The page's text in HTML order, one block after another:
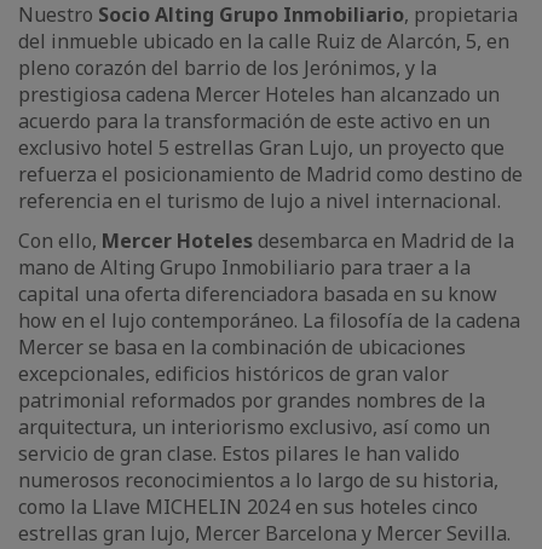
Nuestro Socio Alting Grupo Inmobiliario, propietaria
del inmueble ubicado en la calle Ruiz de Alarcón, 5, en
pleno corazón del barrio de los Jerónimos, y la
prestigiosa cadena Mercer Hoteles han alcanzado un
acuerdo para la transformación de este activo en un
exclusivo hotel 5 estrellas Gran Lujo, un proyecto que
refuerza el posicionamiento de Madrid como destino de
referencia en el turismo de lujo a nivel internacional.
Con ello, Mercer Hotelesdesembarca en Madrid de la
mano de Alting Grupo Inmobiliario para traer a la
capital una oferta diferenciadora basada en su know
how en el lujo contemporáneo. La filosofía de la cadena
Mercer se basa en la combinación de ubicaciones
excepcionales, edificios históricos de gran valor
patrimonial reformados por grandes nombres de la
arquitectura, un interiorismo exclusivo, así como un
servicio de gran clase. Estos pilares le han valido
numerosos reconocimientos a lo largo de su historia,
como la Llave MICHELIN 2024 en sus hoteles cinco
estrellas gran lujo, Mercer Barcelona y Mercer Sevilla.